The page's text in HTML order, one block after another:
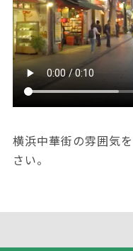
横浜中華街の雰囲気
さい。